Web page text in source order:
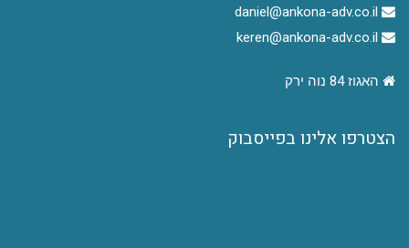
daniel@ankona-adv.co.il
keren@ankona-adv.co.il
האגוז 84 נוה ירק
הצטרפו אלינו בפייסבוק